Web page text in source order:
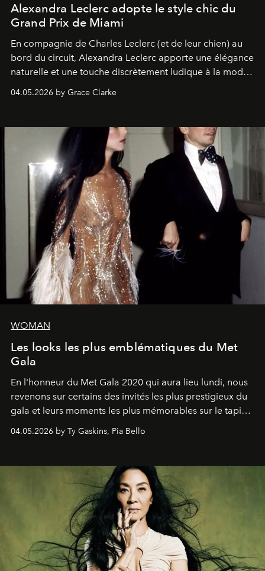
Alexandra Leclerc adopte le style chic du
Grand Prix de Miami
En compagnie de Charles Leclerc (et de leur chien) au
bord du circuit, Alexandra Leclerc apporte une élégance
naturelle et une touche discrètement ludique à la mode
04.05.2026 by Grace Clarke
WOMAN
Les looks les plus emblématiques du Met
Gala
En l'honneur du Met Gala 2020 qui aura lieu lundi, nous
revenons sur certains des invités les plus prestigieux du
gala et leurs moments les plus mémorables sur le tapis
04.05.2026 by Ty Gaskins, Pia Bello